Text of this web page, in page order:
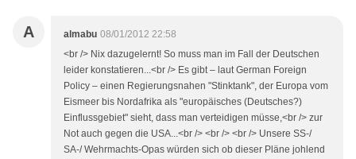
A almabu 08/01/2012 22:58
<br /> Nix dazugelernt! So muss man im Fall der Deutschen
leider konstatieren...<br /> Es gibt – laut German Foreign
Policy – einen Regierungsnahen "Stinktank", der Europa vom
Eismeer bis Nordafrika als "europäisches (Deutsches?)
Einflussgebiet" sieht, dass man verteidigen müsse,<br /> zur
Not auch gegen die USA...<br /> <br /> <br /> Unsere SS-/
SA-/ Wehrmachts-Opas würden sich ob dieser Pläne johlend